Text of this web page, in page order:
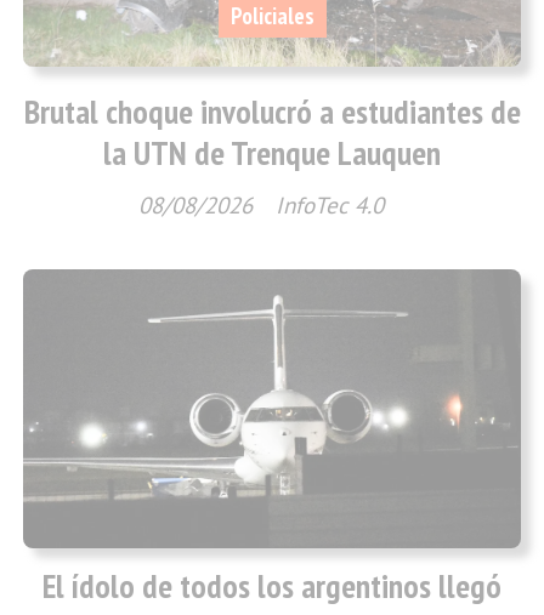
Brutal choque involucró a estudiantes de
la UTN de Trenque Lauquen
InfoTec 4.0
Policiales
08/08/2026
El ídolo de todos los argentinos llegó